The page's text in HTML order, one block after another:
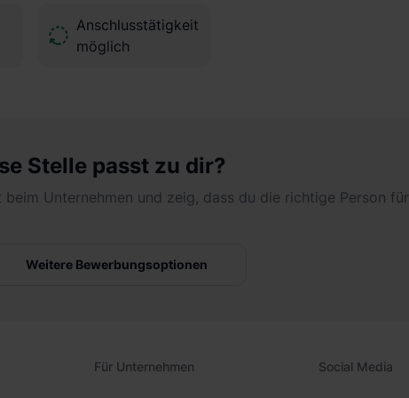
Anschlusstätigkeit
möglich
Stelle passt zu dir?
Unternehmen und zeig, dass du die richtige Person für
Weitere Bewerbungsoptionen
Für Unternehmen Social Media